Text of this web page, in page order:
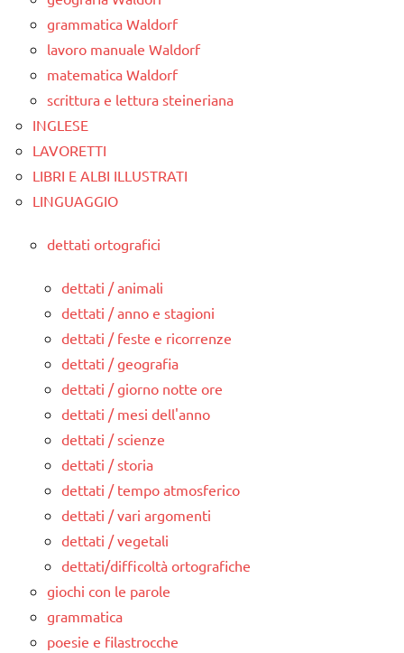
grammatica Waldorf
lavoro manuale Waldorf
matematica Waldorf
scrittura e lettura steineriana
INGLESE
LAVORETTI
LIBRI E ALBI ILLUSTRATI
LINGUAGGIO
dettati ortografici
dettati / animali
dettati / anno e stagioni
dettati / feste e ricorrenze
dettati / geografia
dettati / giorno notte ore
dettati / mesi dell'anno
dettati / scienze
dettati / storia
dettati / tempo atmosferico
dettati / vari argomenti
dettati / vegetali
dettati/difficoltà ortografiche
giochi con le parole
grammatica
poesie e filastrocche